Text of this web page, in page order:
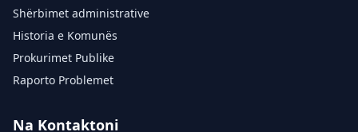
Shërbimet administrative
Historia e Komunës
Prokurimet Publike
Raporto Problemet
Na Kontaktoni